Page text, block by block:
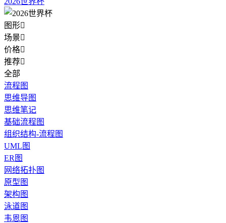
图形
场景
价格
推荐
全部
流程图
思维导图
思维笔记
基础流程图
组织结构-流程图
UML图
ER图
网络拓扑图
原型图
架构图
泳道图
韦恩图